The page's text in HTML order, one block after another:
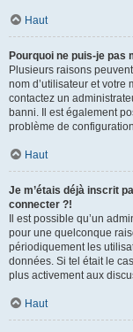
Haut
Pourquoi ne puis-je pas
Plusieurs raisons
nom d’utilisateur et votre
contactez un
banni. Il est également
problème de
Haut
Je m’étais déjà inscrit
connecter ?!
Il est possible qu’un
pour une quelconque
périodiquement les
données. Si tel était le
plus activement aux
Haut